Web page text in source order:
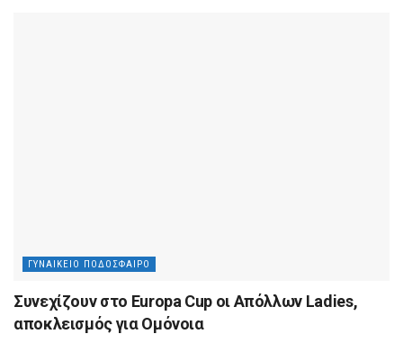
ΓΥΝΑΙΚΕΊΟ ΠΟΔΌΣΦΑΙΡΟ
Συνεχίζουν στο Europa Cup οι Aπόλλων Ladies,
αποκλεισμός για Ομόνοια